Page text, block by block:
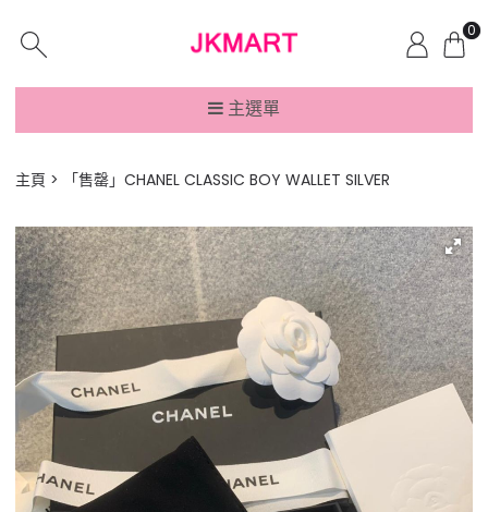
0
主選單
主頁 「售罄」CHANEL CLASSIC BOY WALLET SILVER